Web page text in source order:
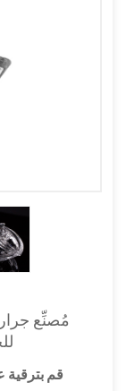
مُصنِّع
قم